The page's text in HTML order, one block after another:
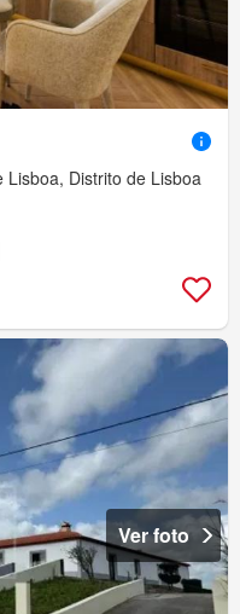
Distrito de Lisboa
Ver foto